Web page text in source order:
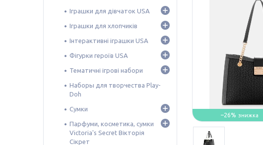
–26%
Іграшки для дівчаток USA
Іграшки для хлопчиків
Інтерактивні іграшки USA
Фігурки героїв USA
Тематичні ігрові набори
Наборы для творчества Play-
Doh
Сумки
Парфуми, косметика, сумки
Victoria's Secret Вікторія
Сікрет